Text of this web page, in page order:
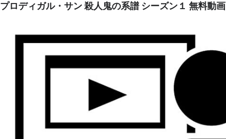
プロディガル・サン 殺人鬼の系譜 シーズン１ 無料動画